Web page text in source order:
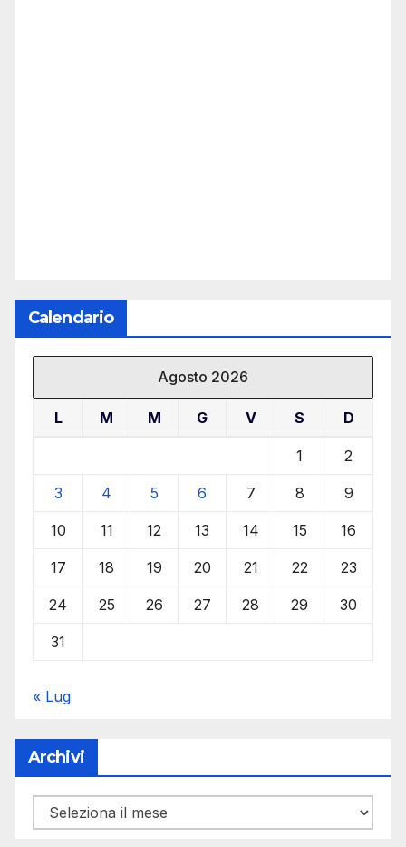
Calendario
Agosto 2026
L M M G V S D
1 2
3 4 5 6 7 8 9
10 11 12 13 14 15 16
17 18 19 20 21 22 23
24 25 26 27 28 29 30
31
« Lug
Archivi
Archivi